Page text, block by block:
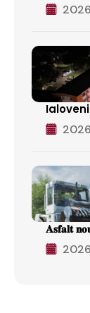
𝐀𝐬𝐟𝐚𝐥𝐭